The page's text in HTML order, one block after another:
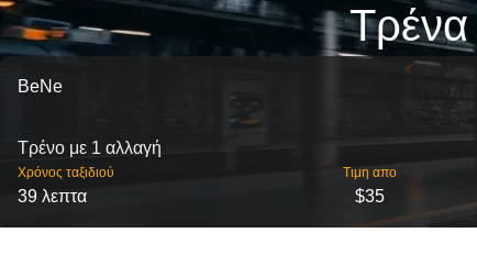
Τρένα
BeNe
Τρένο με 1 αλλαγή
Χρόνος ταξιδιού
39 λεπτα
Τιμη απο
$35